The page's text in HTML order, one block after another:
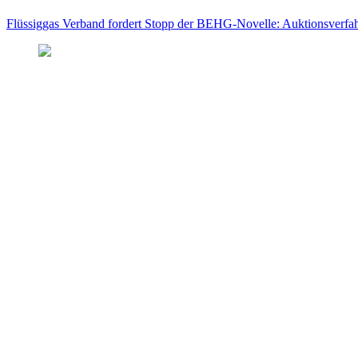
Flüssiggas Verband fordert Stopp der BEHG-Novelle: